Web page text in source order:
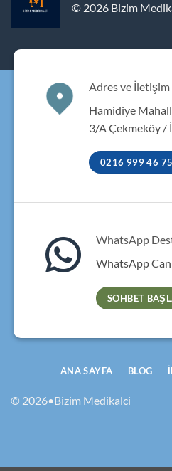
© 2026 Bizim
Adres ve İletişim
Hamidiye
3/A Çekmeköy /
0216 999 46
WhatsApp
WhatsApp
SOHBET
© 2026•Bizim Medikalci
ANA SAYFA BLOG